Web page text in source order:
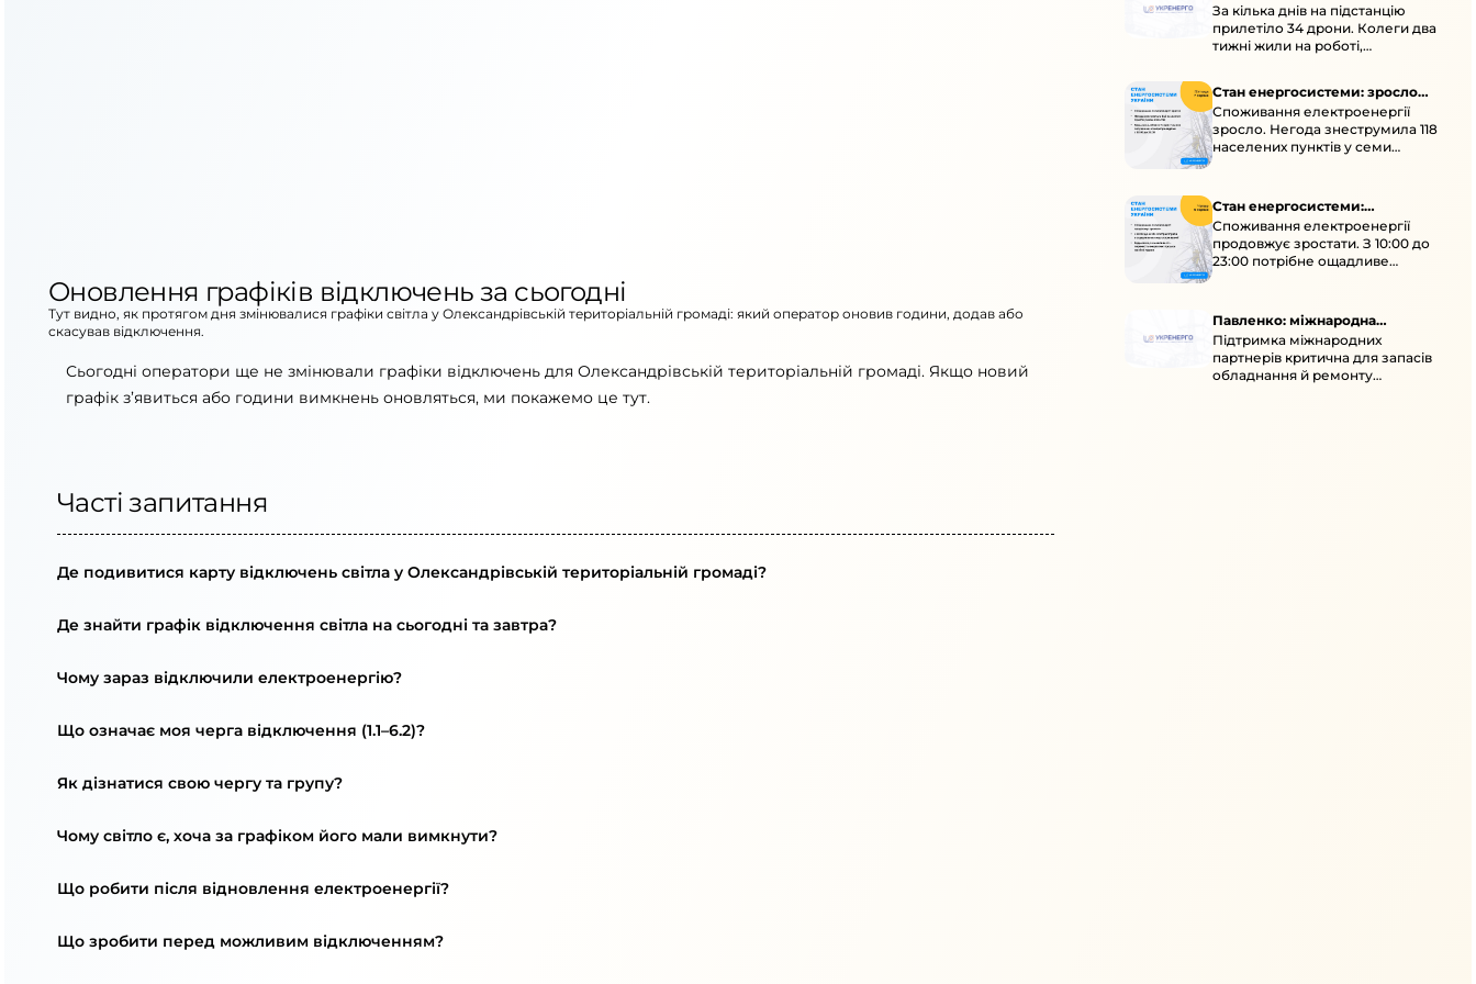
Оновлення графіків відключень за сьогодні
Тут видно, як протягом дня змінювалися графіки світла у Олександрівській територіальній громаді: який оператор оновив години, додав або
скасував відключення.
Сьогодні оператори ще не змінювали графіки відключень для Олександрівській територіальній громаді. Якщо новий
графік з’явиться або години вимкнень оновляться, ми покажемо це тут.
Часті запитання
Де подивитися карту відключень світла у Олександрівській територіальній громаді?
Де знайти графік відключення світла на сьогодні та завтра?
Чому зараз відключили електроенергію?
Що означає моя черга відключення (1.1–6.2)?
Як дізнатися свою чергу та групу?
Чому світло є, хоча за графіком його мали вимкнути?
Що робити після відновлення електроенергії?
Що зробити перед можливим відключенням?
окупація
За кілька днів на підстанцію
прилетіло 34 дрони. Колеги два
тижні жили на роботі,
Стан енергосистеми: зросло
споживання через негоду
Споживання електроенергії
зросло. Негода знеструмила 118
населених пунктів у семи
областях. Обмежте
електроприладами 10:00–23:00.
Стан енергосистеми:
споживання зростає
Споживання електроенергії
продовжує зростати. З 10:00 до
23:00 потрібне ощадливе
енергоспоживання, а
перенести на нічні години.
Павленко: міжнародна
підтримка для стійкості
енергосистеми
Підтримка міжнародних
партнерів критична для запасів
обладнання й ремонту